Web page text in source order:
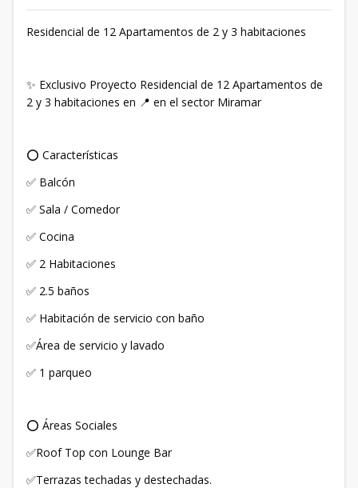
Residencial de 12 Apartamentos de 2 y 3 habitaciones
✨ Exclusivo Proyecto Residencial de 12 Apartamentos de
2 y 3 habitaciones en 📍 en el sector Miramar
⭕ Características
✅ Balcón
✅ Sala / Comedor
✅ Cocina
✅ 2 Habitaciones
✅ 2.5 baños
✅ Habitación de servicio con baño
✅Área de servicio y lavado
✅ 1 parqueo
⭕ Áreas Sociales
✅Roof Top con Lounge Bar
✅Terrazas techadas y destechadas.